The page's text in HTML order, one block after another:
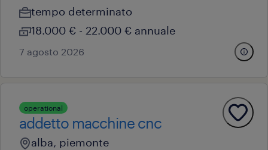
tempo determinato
18.000 € - 22.000 € annuale
7 agosto 2026
operational
addetto macchine cnc
alba, piemonte